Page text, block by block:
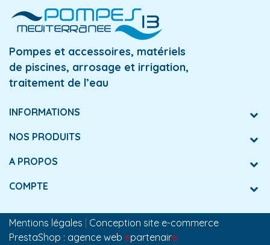
Pompes et accessoires, matériels
de piscines, arrosage et irrigation,
traitement de l’eau
INFORMATIONS
NOS PRODUITS
A PROPOS
COMPTE
Mentions légales
Conception site e-commerce
PrestaShop : agence web epartenaire